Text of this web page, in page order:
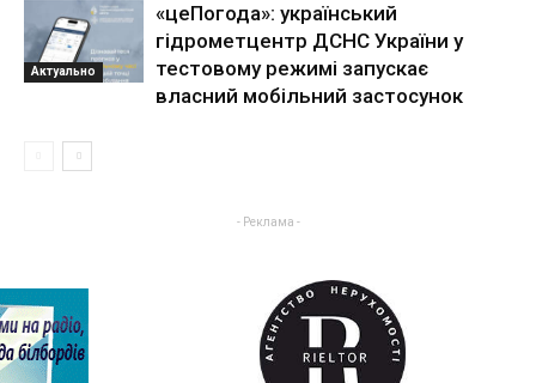
Актуально
«цеПогода»: український
гідрометцентр ДСНС України у
тестовому режимі запускає
власний мобільний застосунок
- Реклама -